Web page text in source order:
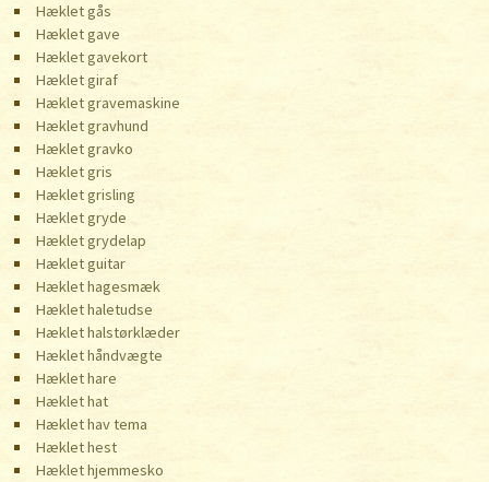
Hæklet gås
Hæklet gave
Hæklet gavekort
Hæklet giraf
Hæklet gravemaskine
Hæklet gravhund
Hæklet gravko
Hæklet gris
Hæklet grisling
Hæklet gryde
Hæklet grydelap
Hæklet guitar
Hæklet hagesmæk
Hæklet haletudse
Hæklet halstørklæder
Hæklet håndvægte
Hæklet hare
Hæklet hat
Hæklet hav tema
Hæklet hest
Hæklet hjemmesko